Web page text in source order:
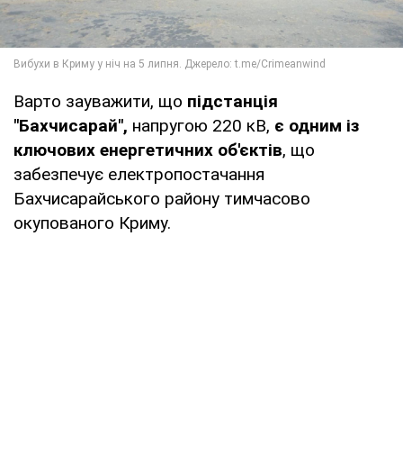
Варто зауважити, що підстанція
"Бахчисарай", напругою 220 кВ, є одним із
ключових енергетичних об'єктів, що
забезпечує електропостачання
Бахчисарайського району тимчасово
окупованого Криму.